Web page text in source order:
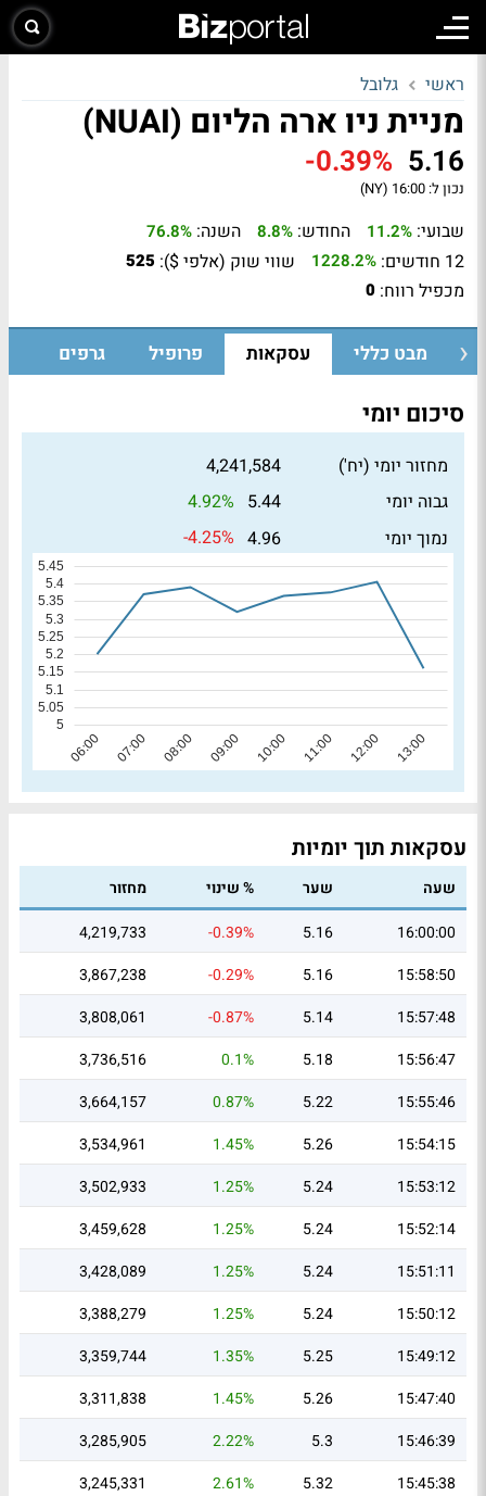
ראשי גלובל
מניית ניו ארה הליום (NUAI)
5.16
-0.39%
נכון ל: 16:00 (NY)
שבועי: 11.2% החודש: 8.8% השנה: 76.8%
12 חודשים: 1228.2% שווי שוק (אלפי $): 525
מכפיל רווח: 0
מבט כללי עסקאות פרופיל גרפים
סיכום יומי
מחזור יומי (יח')
4,241,584
גבוה יומי
5.44
4.92%
נמוך יומי
4.96
-4.25%
עסקאות תוך יומיות
שעה שער % שינוי
מחזור
16:00:00
5.16
-0.39%
4,219,733
15:58:50
5.16
-0.29%
3,867,238
15:57:48
5.14
-0.87%
3,808,061
15:56:47
5.18
0.1%
3,736,516
15:55:46
5.22
0.87%
3,664,157
15:54:15
5.26
1.45%
3,534,961
15:53:12
5.24
1.25%
3,502,933
15:52:14
5.24
1.25%
3,459,628
15:51:11
5.24
1.25%
3,428,089
15:50:12
5.24
1.25%
3,388,279
15:49:12
5.25
1.35%
3,359,744
15:47:40
5.26
1.45%
3,311,838
15:46:39
5.3
2.22%
3,285,905
15:45:38
5.32
2.61%
3,245,331